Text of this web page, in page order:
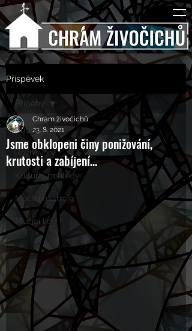
Příspěvek
Příběhy
Rozhovory
Kulturní pohledy
Mučící nástroje
Mučící lidé
Příběhy
Jsme obklopeni činy ponižování,
krutosti a zabíjení…
Chrám živočichů
23. 8. 2021